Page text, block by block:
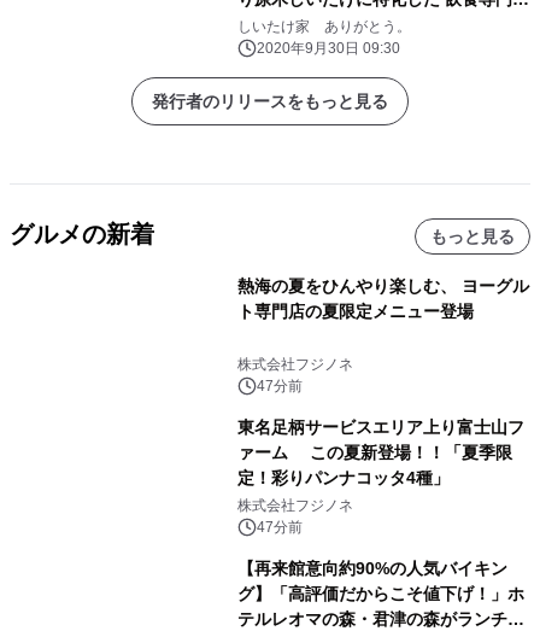
に完全移行！
しいたけ家 ありがとう。
2020年9月30日 09:30
発行者のリリースをもっと見る
グルメの新着 もっと見る
熱海の夏をひんやり楽しむ、 ヨーグル
ト専門店の夏限定メニュー登場
株式会社フジノネ
47分前
東名足柄サービスエリア上り富士山フ
ァーム この夏新登場！！「夏季限
定！彩りパンナコッタ4種」
株式会社フジノネ
47分前
【再来館意向約90%の人気バイキン
グ】「高評価だからこそ値下げ！」ホ
テルレオマの森・君津の森がランチバ